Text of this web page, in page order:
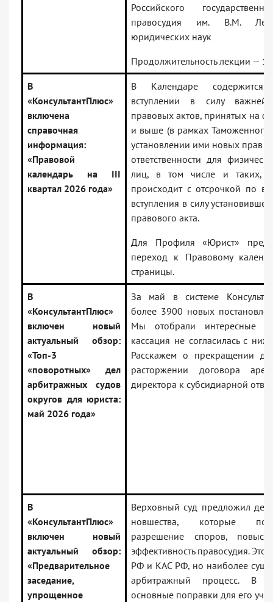
Российского
правосудия им. В.М.
юридических наук
Продолжительность лекции —
В
«КонсультантПлюс»
включена
справочная
информация:
«Правовой
календарь на III
квартал 2026 года»
В Календаре
вступлении в силу
правовых актов, принятых на
и выше (в рамках Таможенного
установлении ими новых прав
ответственности для
лиц, в том числе и таких,
происходит с отсрочкой по
вступления в силу
правового акта.
Для Профиля «Юрист»
переход к Правовому
страницы.
В
«КонсультантПлюс»
включен новый
актуальный обзор:
«Топ-3
«поворотных» дел
арбитражных судов
округов для юриста:
май 2026 года»
За май в системе
более 3900 новых
Мы отобрали интересные
кассация не согласилась с
Расскажем о прекращении
расторжении договора
директора к субсидиарной
В
«КонсультантПлюс»
включен новый
актуальный обзор:
«Предварительное
заседание,
упрощенное
Верховный суд предложил
новшества, которые
разрешение споров,
эффективность правосудия. Это
РФ и КАС РФ, но наиболее
арбитражный процесс. В
основные поправки для его